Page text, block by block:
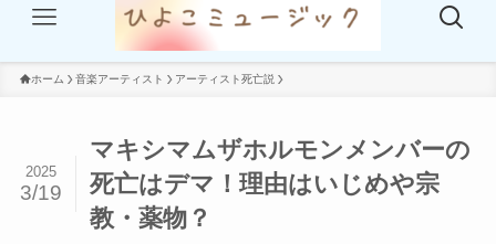
ホーム 音楽アーティスト アーティスト死亡説
マキシマムザホルモンメンバーの
死亡はデマ！理由はいじめや宗
教・薬物？
2025
3/19